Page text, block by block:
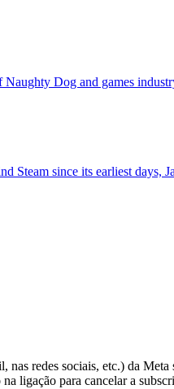
Dog and games
Steam since its earliest days,
redes sociais, etc.) da
ligação para cancelar a